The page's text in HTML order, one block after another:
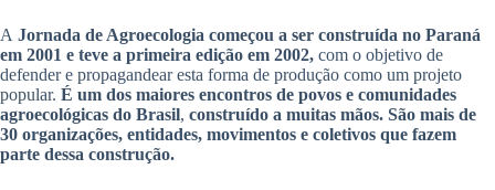
A Jornada de Agroecologia começou a ser construída no Paraná
em 2001 e teve a primeira edição em 2002, com o objetivo de
defender e propagandear esta forma de produção como um projeto
popular. É um dos maiores encontros de povos e comunidades
agroecológicas do Brasil, construído a muitas mãos. São mais de
30 organizações, entidades, movimentos e coletivos que fazem
parte dessa construção.